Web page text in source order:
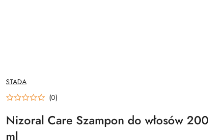
NAZWA
PRODUCENTA:
STADA
(0)
Nizoral Care Szampon do włosów 200
ml